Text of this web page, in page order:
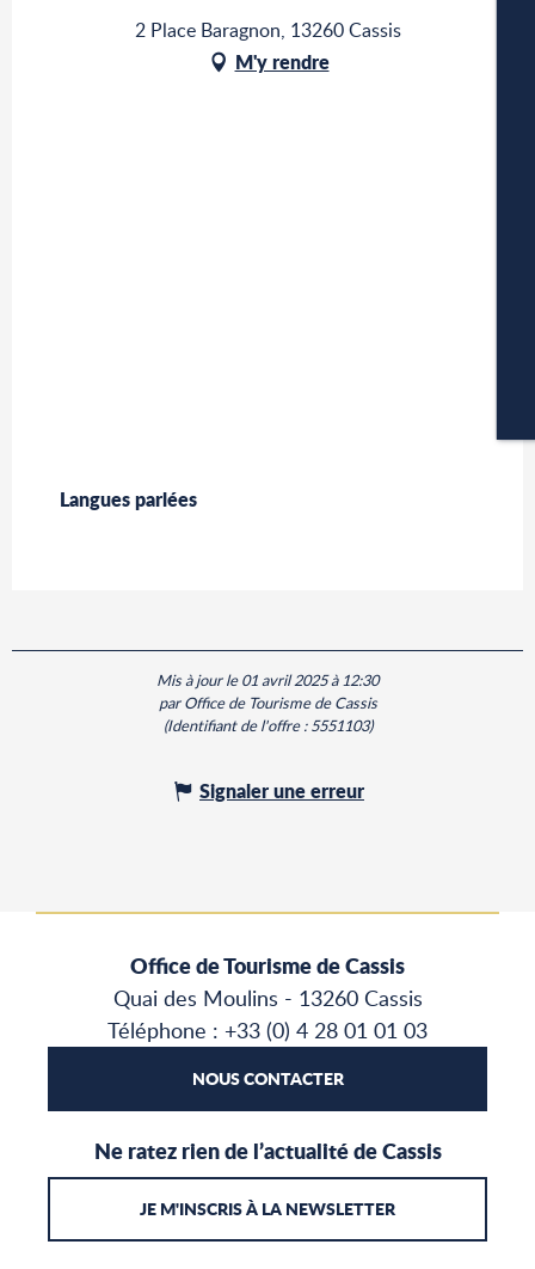
2 Place Baragnon, 13260 Cassis
M'y rendre
Langues parlées
Langues parlées
Mis à jour le 01 avril 2025 à 12:30
par Office de Tourisme de Cassis
(Identifiant de l'offre :5551103)
Signaler une erreur
Office de Tourisme de Cassis
Quai des Moulins - 13260 Cassis
Téléphone : +33 (0) 4 28 01 01 03
NOUS CONTACTER
Ne ratez rien de l’actualité de Cassis
JE M'INSCRIS À LA NEWSLETTER